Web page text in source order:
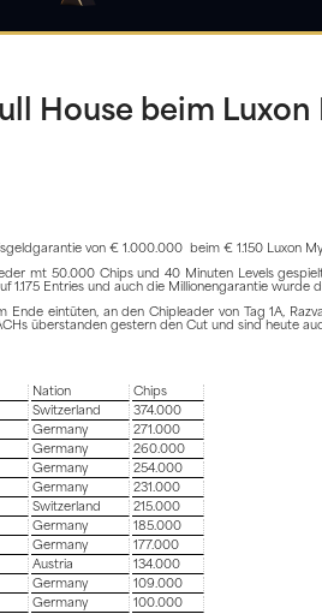
House beim
von € 1.000.000 beim € 1.150 Luxon
mt 50.000 Chips und 40 Minuten Levels
1.175 Entries und auch die Millionengarantie wurde
Ende eintüten, an den Chipleader von Tag 1A,
überstanden gestern den Cut und sind heute
Nation
Chips
Switzerland
374.000
Germany
271.000
Germany
260.000
Germany
254.000
Germany
231.000
Switzerland
215.000
Germany
185.000
Germany
177.000
Austria
134.000
Germany
109.000
Germany
100.000